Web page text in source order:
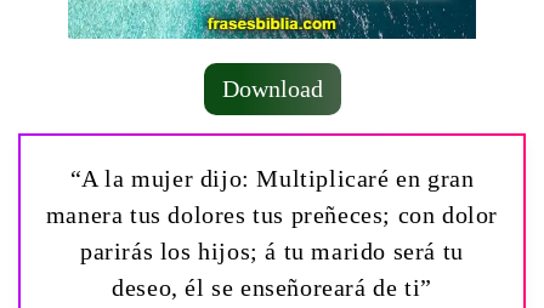
Download
“A la mujer dijo: Multiplicaré en gran
manera tus dolores tus preñeces; con dolor
parirás los hijos; á tu marido será tu
deseo, él se enseñoreará de ti”